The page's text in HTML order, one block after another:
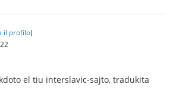
il profilo)
el tiu interslavic-sajto, tradukita